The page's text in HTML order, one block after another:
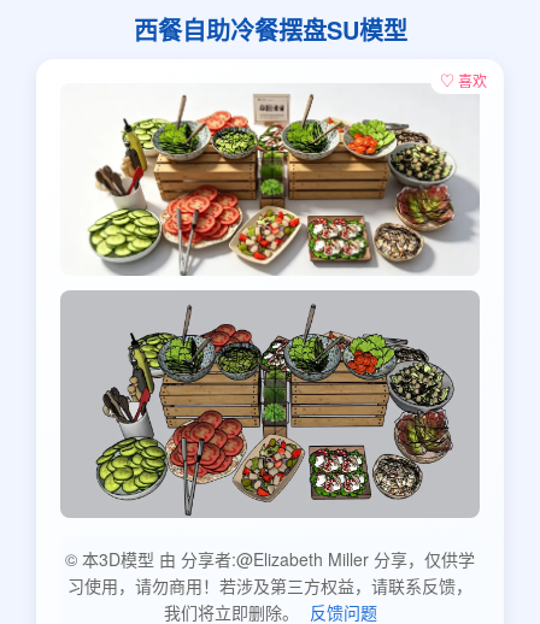
西餐自助冷餐摆盘SU模型
♡ 喜欢
© 本3D模型 由 分享者:@Elizabeth Miller 分享，仅供学
习使用，请勿商用！若涉及第三方权益，请联系反馈，
我们将立即删除。
反馈问题